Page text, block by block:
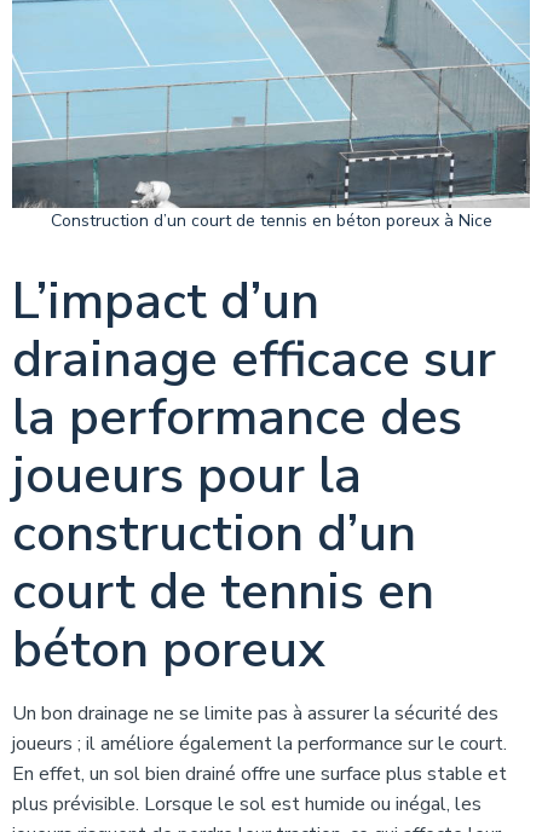
Construction d’un court de tennis en béton poreux à Nice
L’impact d’un
drainage efficace sur
la performance des
joueurs pour la
construction d’un
court de tennis en
béton poreux
Un bon drainage ne se limite pas à assurer la sécurité des
joueurs ; il améliore également la performance sur le court.
En effet, un sol bien drainé offre une surface plus stable et
plus prévisible. Lorsque le sol est humide ou inégal, les